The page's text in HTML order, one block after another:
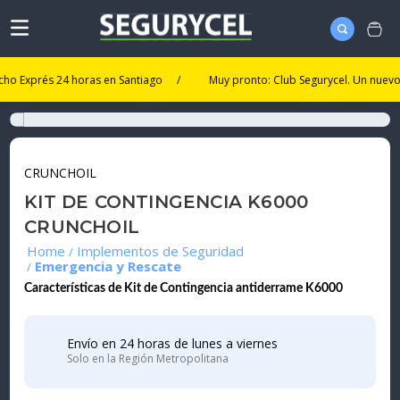
24 horas en Santiago / Muy pronto: Club Segurycel. Un nuevo
CRUNCHOIL
KIT DE CONTINGENCIA K6000
CRUNCHOIL
Implementos de Seguridad
Emergencia y Rescate
Características de Kit de Contingencia antiderrame K6000
Envío en 24 horas de lunes a viernes
Solo en la Región Metropolitana